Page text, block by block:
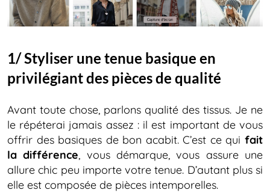
1/ Styliser une tenue basique en
privilégiant des pièces de qualité
Avant toute chose, parlons qualité des tissus. Je ne
le répéterai jamais assez : il est important de vous
offrir des basiques de bon acabit. C’est ce qui fait
la différence, vous démarque, vous assure une
allure chic peu importe votre tenue. D’autant plus si
elle est composée de pièces intemporelles.